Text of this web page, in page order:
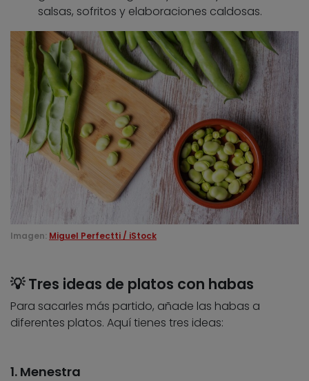
salsas, sofritos y elaboraciones caldosas.
Imagen: Miguel Perfectti / iStock
💡 Tres ideas de platos con habas
Para sacarles más partido, añade las habas a
diferentes platos. Aquí tienes tres ideas:
1. Menestra